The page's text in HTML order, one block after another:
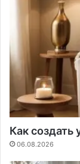
Как
06.08.2026